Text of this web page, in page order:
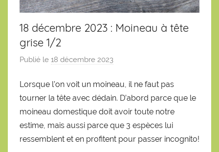
18 décembre 2023 : Moineau à tête
grise 1/2
Publié le 18 décembre 2023
r
S
é
b
a
Lorsque l’on voit un moineau, il ne faut pas
tourner la tête avec dédain. D’abord parce que le
moineau domestique doit avoir toute notre
estime, mais aussi parce que 3 espèces lui
ressemblent et en profitent pour passer incognito!